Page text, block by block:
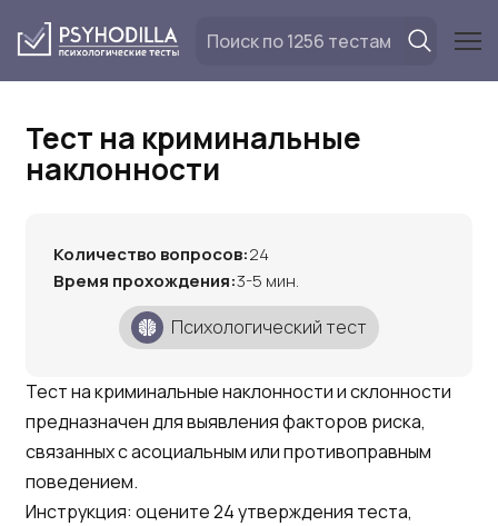
Тест на криминальные
наклонности
Количество вопросов:24
Время прохождения:3-5 мин.
Психологический тест
Тест на криминальные наклонности и склонности
предназначен для выявления факторов риска,
связанных с асоциальным или противоправным
поведением.
Инструкция: оцените 24 утверждения теста,